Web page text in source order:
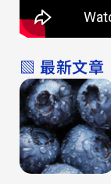
▧ 最新文章